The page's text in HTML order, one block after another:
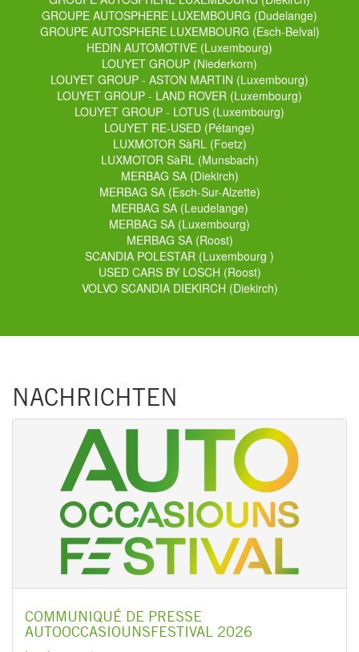
GROUPE AUTOSPHERE LUXEMBOURG (Dudelange)
GROUPE AUTOSPHERE LUXEMBOURG (Esch-Belval)
HEDIN AUTOMOTIVE (Luxembourg)
LOUYET GROUP (Niederkorn)
LOUYET GROUP - ASTON MARTIN (Luxembourg)
LOUYET GROUP - LAND ROVER (Luxembourg)
LOUYET GROUP - LOTUS (Luxembourg)
LOUYET RE-USED (Pétange)
LUXMOTOR SàRL (Foetz)
LUXMOTOR SàRL (Munsbach)
MERBAG SA (Diekirch)
MERBAG SA (Esch-Sur-Alzette)
MERBAG SA (Leudelange)
MERBAG SA (Luxembourg)
MERBAG SA (Roost)
SCANDIA POLESTAR (Luxembourg )
USED CARS BY LOSCH (Roost)
VOLVO SCANDIA DIEKIRCH (Diekirch)
NACHRICHTEN
COMMUNIQUÉ DE PRESSE
AUTOOCCASIOUNSFESTIVAL 2026